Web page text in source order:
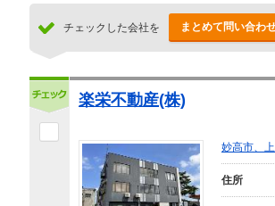
チェックした会社を まとめて問い合わ
楽栄不動産(株)
妙高市、
住所